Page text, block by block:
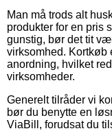
Man må trods alt
produkter for en pris
gunstig, bør det tit
virksomhed. Kortkøb
anordning, hvilket
virksomheder.
Generelt tilråder vi
bør du benytte en
ViaBill, forudsat du